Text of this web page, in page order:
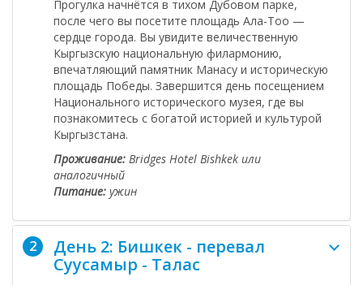
Прогулка начнётся в тихом Дубовом парке,
после чего вы посетите площадь Ала-Тоо —
сердце города. Вы увидите величественную
Кыргызскую национальную филармонию,
впечатляющий памятник Манасу и историческую
площадь Победы. Завершится день посещением
Национального исторического музея, где вы
познакомитесь с богатой историей и культурой
Кыргызстана.
Проживание: Bridges Hotel Bishkek или
аналогичный
Питание: ужин
День 2: Бишкек - перевал
Суусамыр - Талас
2